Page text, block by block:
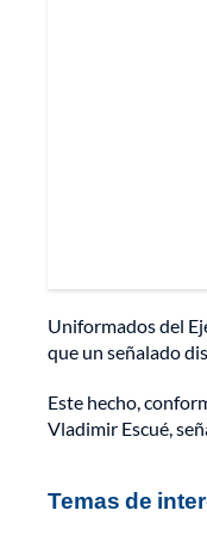
Uniformados del
que un señalado
Este hecho,
Vladimir Escué,
Temas de